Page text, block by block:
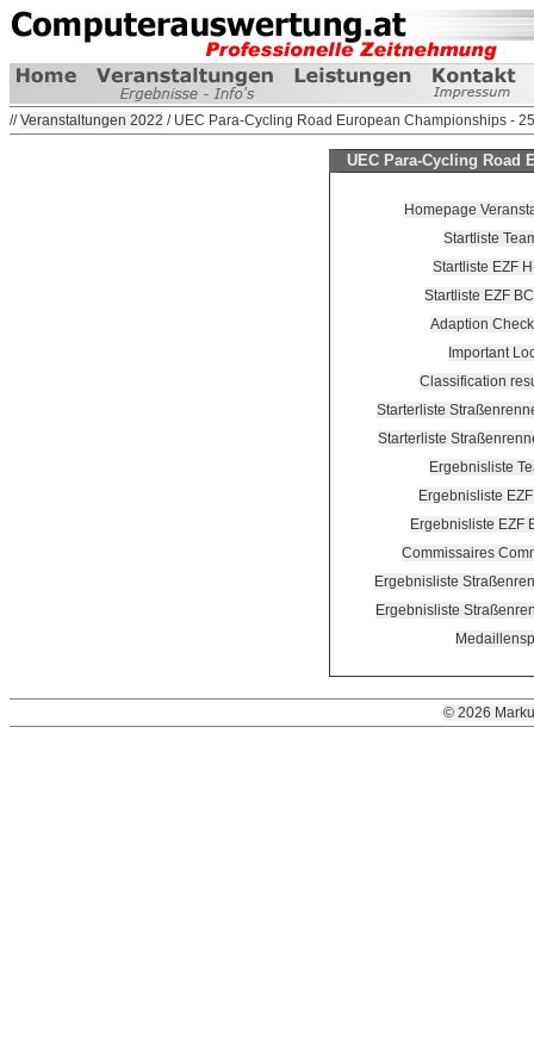
//Veranstaltungen 2022 / UEC Para-Cycling Road European Championships -
UEC Para-Cycling Road
Homepage
Startliste
Startliste EZF
Startliste EZF
Adaption
Important
Classification
Starterliste
Starterliste
Ergebnisliste
Ergebnisliste
Ergebnisliste EZF
Commissaires
Ergebnisliste
Ergebnisliste
© 2026